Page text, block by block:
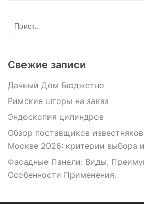
Свежие записи
Дачный Дом Бюджетно
Римские шторы на заказ
Эндоскопия цилиндров
Обзор поставщиков
Москве 2026: критерии выбора
Фасадные Панели: Виды,
Особенности Применения.